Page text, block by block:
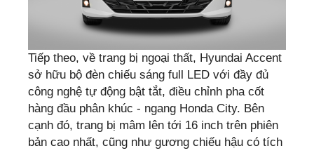
Tiếp theo, về trang bị ngoại thất, Hyundai Accent
sở hữu bộ đèn chiếu sáng full LED với đầy đủ
công nghệ tự động bật tắt, điều chỉnh pha cốt
hàng đầu phân khúc - ngang Honda City. Bên
cạnh đó, trang bị mâm lên tới 16 inch trên phiên
bản cao nhất, cũng như gương chiếu hậu có tích